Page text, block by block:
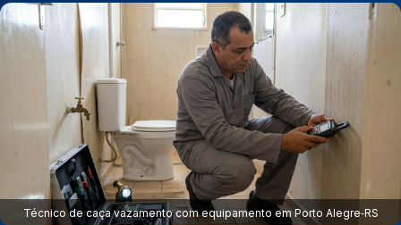
Técnico de caça vazamento com equipamento em Porto Alegre‑RS